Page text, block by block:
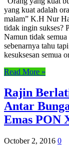
yang kuat adalah
malam” K.H Nur
tidak ingin sukses?
Namun tidak semua
sebenarnya tahu
kesuksesan semua
Read More »
Rajin
Antar
Emas PON
October 2, 2016 0